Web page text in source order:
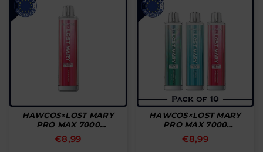
HAWCOS×LOST MARY
PRO MAX 7000
Disposable Pod
Normal
€8,99
HAWCOS×LOST MARY
PRO MAX 7000
Disposable Pod (Box Of
10)
Normal
€8,99